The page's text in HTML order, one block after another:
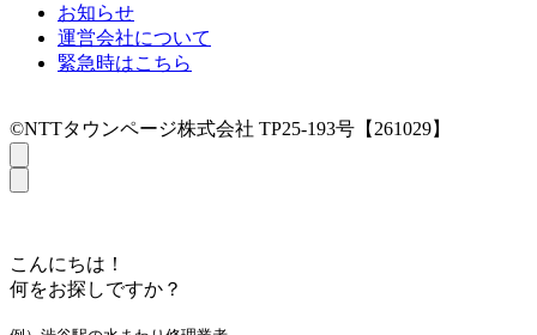
お知らせ
運営会社について
緊急時はこちら
©NTTタウンページ株式会社 TP25-193号【261029】
こんにちは！
何をお探しですか？